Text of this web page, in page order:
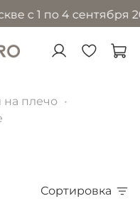
по 4 сентября 2026
на плечо
Сортировка